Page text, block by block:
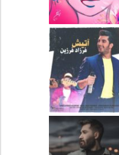
دانلود آهنگ جدید علی
لهراسبی بنام صورت
دانلود آهنگ جدید فرزاد
فرزین بنام آتیش